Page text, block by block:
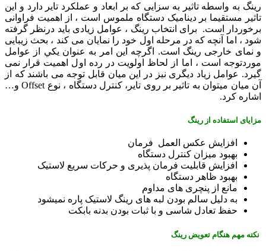
رينگ به واسطه تاثير به سزايی که بر ابعاد و عملکرد تاير دارد و اين
تاثير مستقيما بر ديناميک دستگاه ملموس است ، از اهميت فراوانی
برخوردار است. برای انتخاب رينگ ، عوامل زيادی باید درنظر گرفته
شود ، اما آنچه که در مرحله اول خود را نمايان می کند ، بحث زيبايی
و نمای خارجی رينگ است. اگرچه اين امر به عنوان يکي از عوامل
موردتوجه است ، اما از لحاظ اولويت در رده اول اهميت قرار نمی
گیرد. عوامل زياد ديگری نيز در اين ميان قابل توجه می باشند که از
آن ميان ميتوان به تاثير بر روی تاير، کنترل دستگاه ، نوع Offset و…
اشاره کرد.
مزایای استفاده از رینگ
افزايش عکس العمل فرمان
بهبود میزان کنترل دستگاه
افزايش قابليت فرمان پذيری و حرکات سریع لاستیک
بهبود ظاهر دستگاه
مانع از پنچری های مداوم
به دلیل سالم بودن لبه های رینگ لاستیک پاره نمیشود
حفظ تعادل شاسی و با ثبات بودن بدنه بابکت
نکته مهم هنگام تعویض رینگ